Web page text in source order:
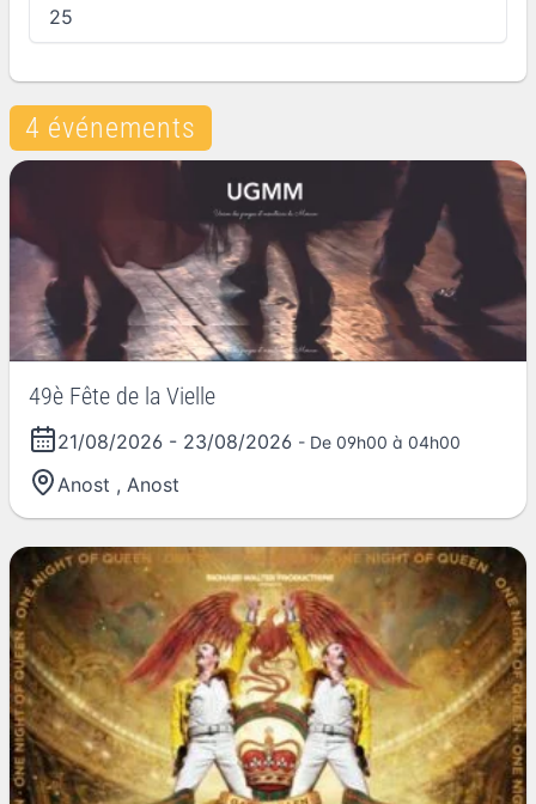
4 événements
49è Fête de la Vielle
21/08/2026 - 23/08/2026 - De 09h00 à 04h00
Anost , Anost